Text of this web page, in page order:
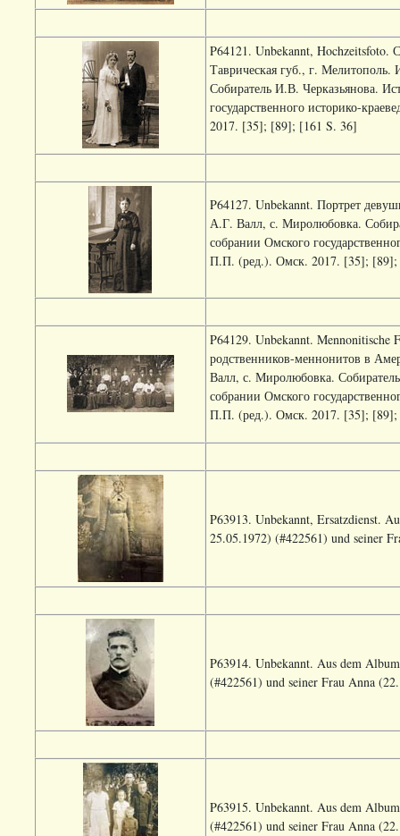
P64121. Unbekannt,
Таврическая губ., г.
Собиратель И.В. Черказьянова.
государственного историко-
2017. [35]; [89]; [161 S. 36]
P64127. Unbekannt. Портрет
А.Г. Валл, с. Миролюбовка.
собрании Омского
П.П. (ред.). Омск. 2017. [35]; [89];
P64129. Unbekannt. Mennonitische
родственников-меннонитов в
Валл, с. Миролюбовка.
собрании Омского
П.П. (ред.). Омск. 2017. [35]; [89];
P63913. Unbekannt, Ersatzdienst.
25.05.1972) (#422561) und seiner
P63914. Unbekannt. Aus dem
(#422561) und seiner Frau Anna
P63915. Unbekannt. Aus dem
(#422561) und seiner Frau Anna